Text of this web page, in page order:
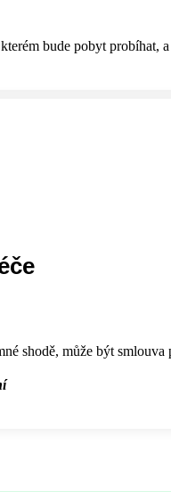
bude pobyt probíhat,
shodě, může být smlouva